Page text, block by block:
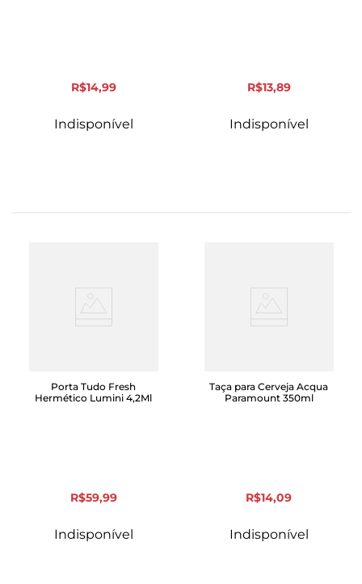
R$14,99
Indisponível
R$13,89
Indisponível
Porta Tudo Fresh
Hermético Lumini 4,2Ml
R$59,99
Indisponível
Taça para Cerveja Acqua
Paramount 350ml
R$14,09
Indisponível